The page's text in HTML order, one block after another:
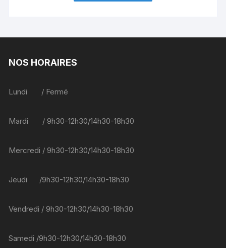
NOS HORAIRES
Lundi / Fermé
Mardi / 9h30-12h30/14h30-18h30
Mercredi / 9h30-12h30/14h30-18h30
Jeudi /9h30-12h30/14h30-18h30
Vendredi / 9h30-12h30/14h30-18h30
Samedi /9h30-12h30/14h30-18h30